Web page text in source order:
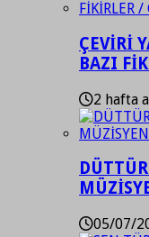
ÇEVİRİ
BAZI
2 hafta
05/07/